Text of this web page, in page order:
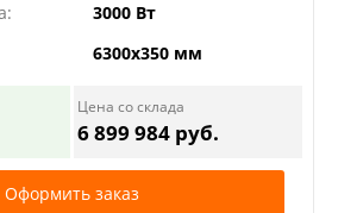
3000 Вт
6300х350 мм
Цена со склада
6 899 984 руб.
Оформить заказ